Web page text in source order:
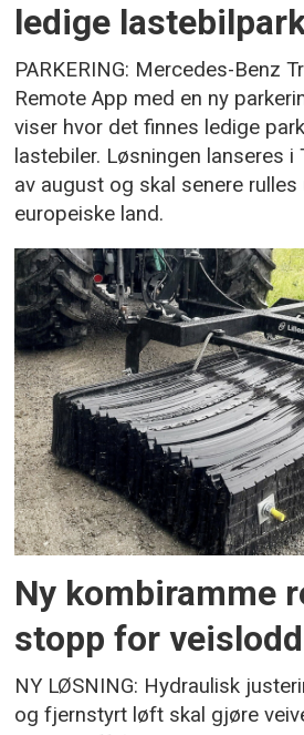
ledige
PARKERING: Mercedes-Benz
Remote App med en ny
viser hvor det finnes ledige
lastebiler. Løsningen lanseres i
av august og skal senere
europeiske land.
Ny kombiramme
stopp for veislodd
NY LØSNING: Hydraulisk
og fjernstyrt løft skal gjøre